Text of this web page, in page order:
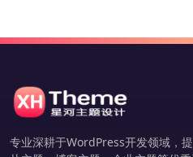
专业深耕于WordPress开发领域，